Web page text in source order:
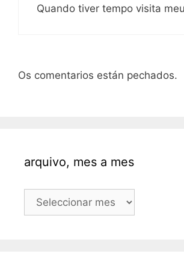
Quando tiver tempo visita meu
Os comentarios están pechados.
arquivo, mes a mes
arquivo,
mes